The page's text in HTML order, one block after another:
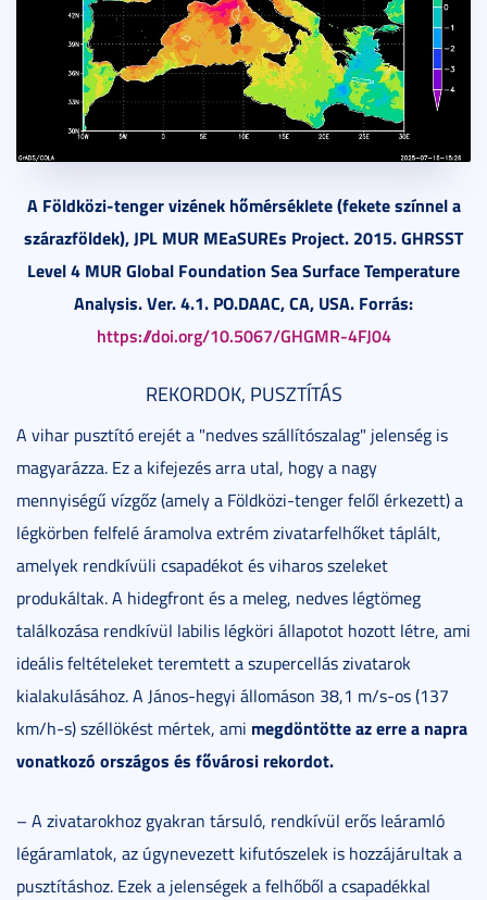
A Földközi-tenger vizének hőmérséklete (fekete színnel a
szárazföldek), JPL MUR MEaSUREs Project. 2015. GHRSST
Level 4 MUR Global Foundation Sea Surface Temperature
Analysis. Ver. 4.1. PO.DAAC, CA, USA. Forrás:
https://doi.org/10.5067/GHGMR-4FJ04
REKORDOK, PUSZTÍTÁS
A vihar pusztító erejét a "nedves szállítószalag" jelenség is
magyarázza. Ez a kifejezés arra utal, hogy a nagy
mennyiségű vízgőz (amely a Földközi-tenger felől érkezett) a
légkörben felfelé áramolva extrém zivatarfelhőket táplált,
amelyek rendkívüli csapadékot és viharos szeleket
produkáltak. A hidegfront és a meleg, nedves légtömeg
találkozása rendkívül labilis légköri állapotot hozott létre, ami
ideális feltételeket teremtett a szupercellás zivatarok
kialakulásához. A János-hegyi állomáson 38,1 m/s-os (137
km/h-s) széllökést mértek, ami megdöntötte az erre a napra
vonatkozó országos és fővárosi rekordot.
– A zivatarokhoz gyakran társuló, rendkívül erős leáramló
légáramlatok, az úgynevezett kifutószelek is hozzájárultak a
pusztításhoz. Ezek a jelenségek a felhőből a csapadékkal